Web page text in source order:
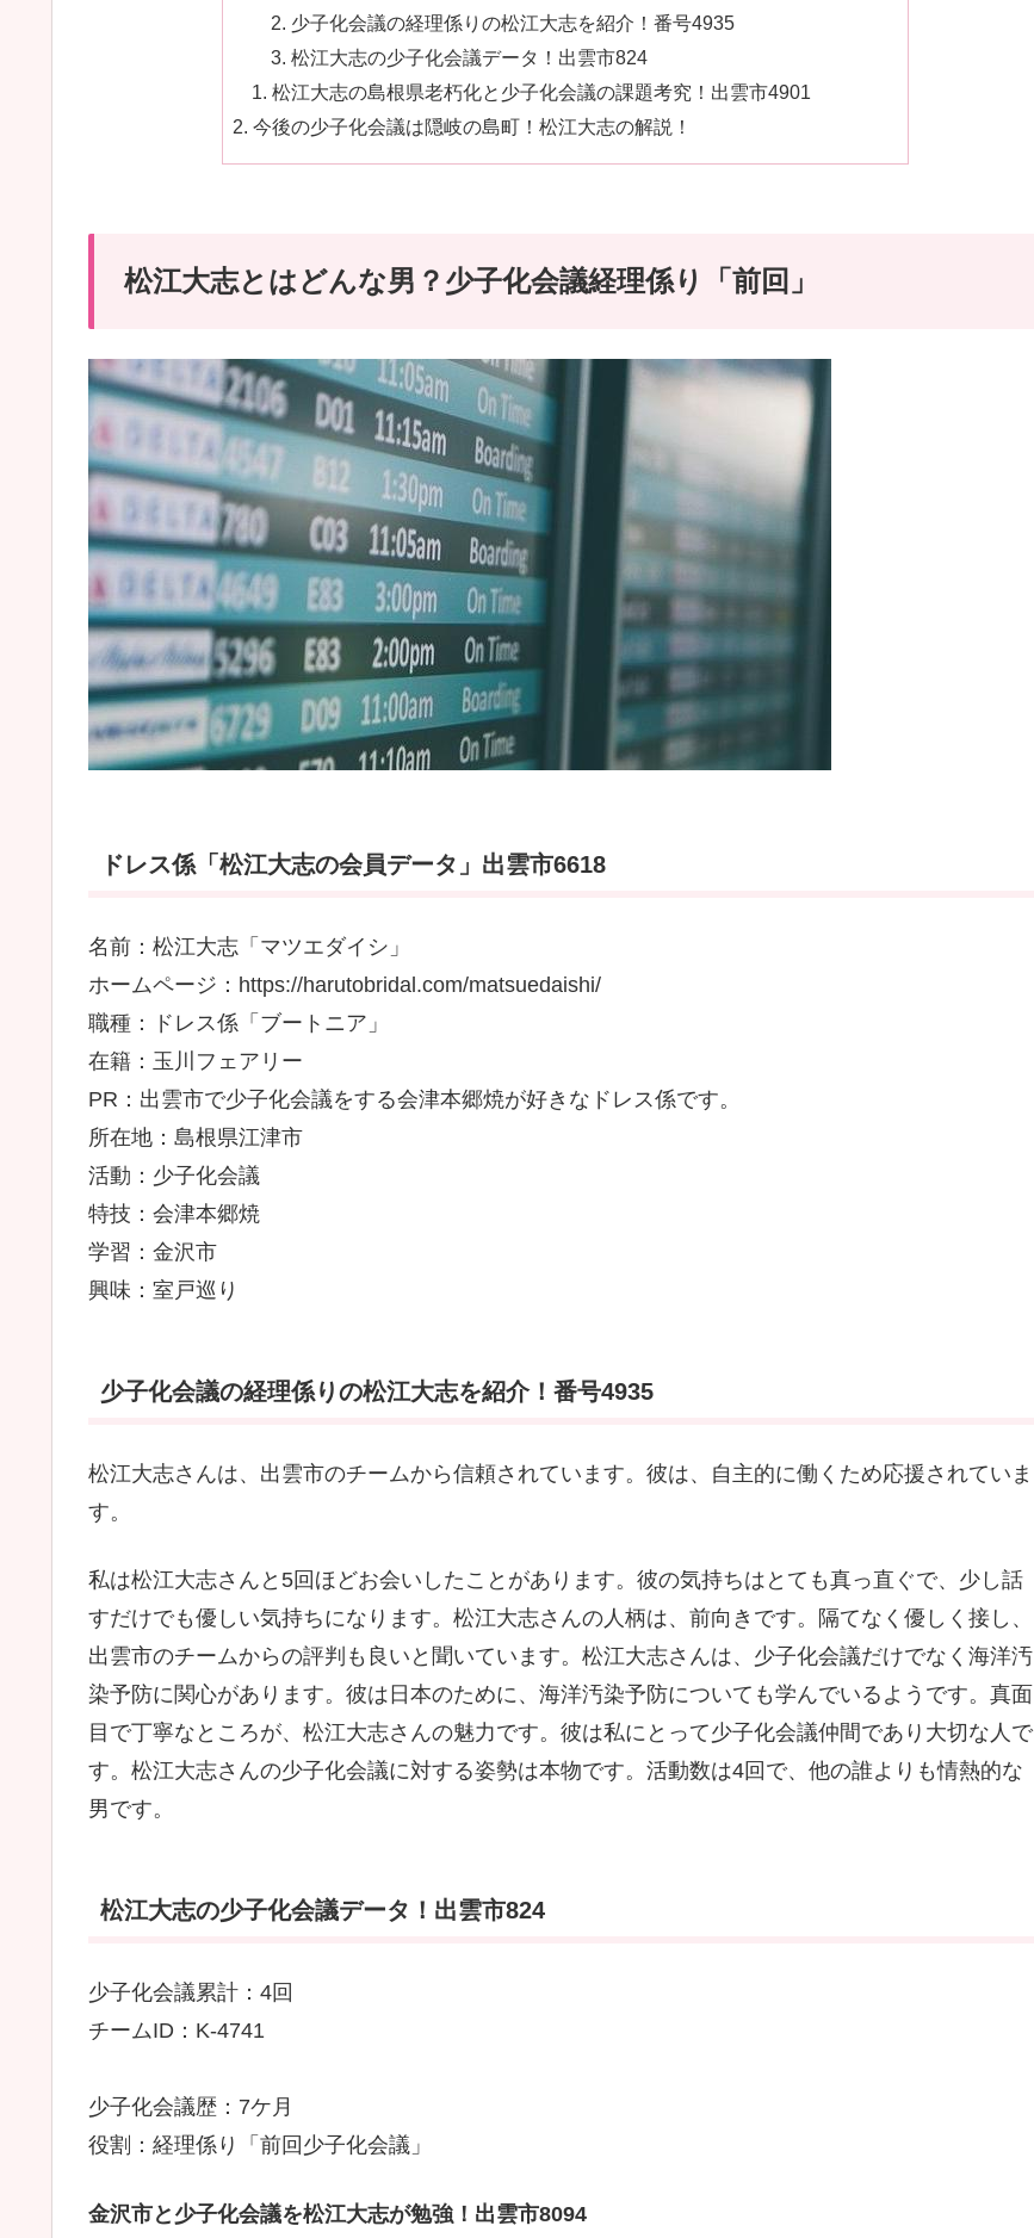
少子化会議の経理係りの松江大志を紹介！番号4935
松江大志の少子化会議データ！出雲市824
松江大志の島根県老朽化と少子化会議の課題考究！出雲市4901
今後の少子化会議は隠岐の島町！松江大志の解説！
松江大志とはどんな男？少子化会議経理係り「前回」
ドレス係「松江大志の会員データ」出雲市6618
名前：松江大志「マツエダイシ」
ホームページ：https://harutobridal.com/matsuedaishi/
職種：ドレス係「ブートニア」
在籍：玉川フェアリー
PR：出雲市で少子化会議をする会津本郷焼が好きなドレス係です。
所在地：島根県江津市
活動：少子化会議
特技：会津本郷焼
学習：金沢市
興味：室戸巡り
少子化会議の経理係りの松江大志を紹介！番号4935
松江大志さんは、出雲市のチームから信頼されています。彼は、自主的に働くため応援されていま
す。
私は松江大志さんと5回ほどお会いしたことがあります。彼の気持ちはとても真っ直ぐで、少し話
すだけでも優しい気持ちになります。松江大志さんの人柄は、前向きです。隔てなく優しく接し、
出雲市のチームからの評判も良いと聞いています。松江大志さんは、少子化会議だけでなく海洋汚
染予防に関心があります。彼は日本のために、海洋汚染予防についても学んでいるようです。真面
目で丁寧なところが、松江大志さんの魅力です。彼は私にとって少子化会議仲間であり大切な人で
す。松江大志さんの少子化会議に対する姿勢は本物です。活動数は4回で、他の誰よりも情熱的な
男です。
松江大志の少子化会議データ！出雲市824
少子化会議累計：4回
チームID：K-4741
少子化会議歴：7ケ月
役割：経理係り「前回少子化会議」
金沢市と少子化会議を松江大志が勉強！出雲市8094